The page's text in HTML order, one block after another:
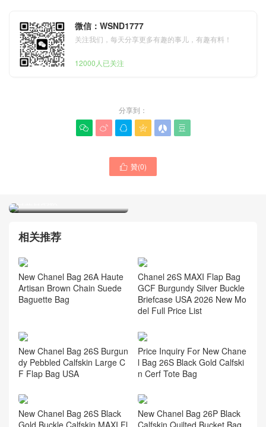
微信：WSND1777
关注我们，每天分享更多有趣的事儿，有趣有料！
12000人已关注
分享到：
     
 贊(0)
Chanel香奈兒包包 26ss 新
Chanel女包Australia官網新
款26p系列 大號小雞黃hobo
腋下包
相关推荐
Artisan Brown Chain Suede
Baguette Bag
GCF Burgundy Silver Buckle
Briefcase USA 2026 New Mo
del Full Price List